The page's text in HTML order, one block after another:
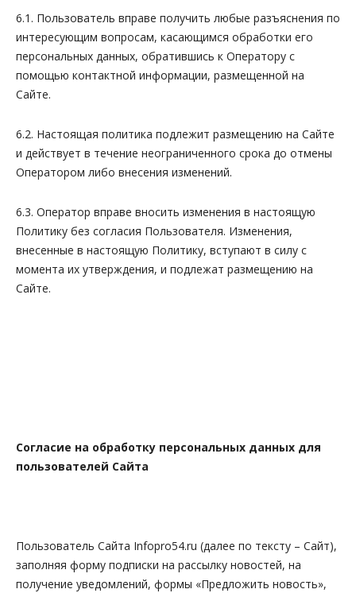
6.1. Пользователь вправе получить любые разъяснения по
интересующим вопросам, касающимся обработки его
персональных данных, обратившись к Оператору с
помощью контактной информации, размещенной на
Сайте.
6.2. Настоящая политика подлежит размещению на Сайте
и действует в течение неограниченного срока до отмены
Оператором либо внесения изменений.
6.3. Оператор вправе вносить изменения в настоящую
Политику без согласия Пользователя. Изменения,
внесенные в настоящую Политику, вступают в силу с
момента их утверждения, и подлежат размещению на
Сайте.
Согласие на обработку персональных данных для
пользователей Сайта
Пользователь Сайта Infopro54.ru (далее по тексту – Сайт),
заполняя форму подписки на рассылку новостей, на
получение уведомлений, формы «Предложить новость»,